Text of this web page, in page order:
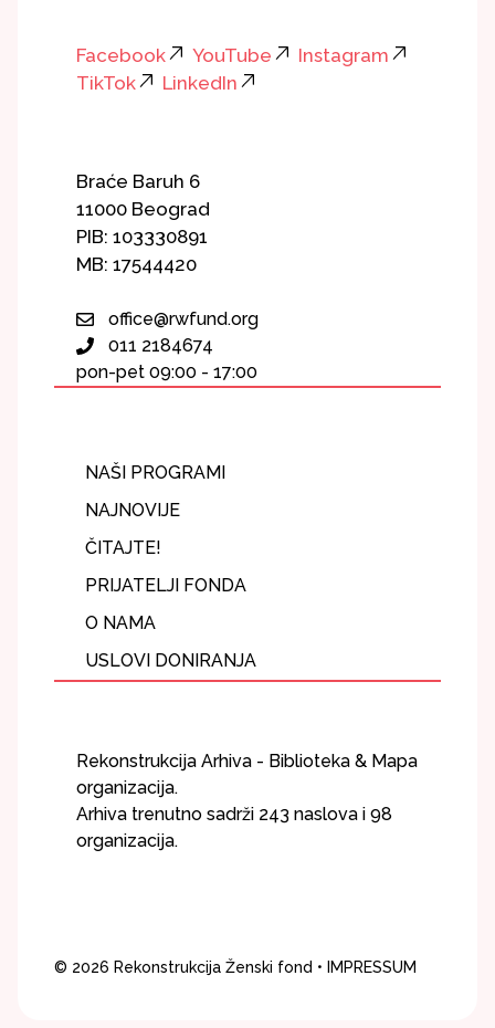
Facebook YouTube
Instagram
TikTok
LinkedIn
Braće Baruh 6
11000 Beograd
PIB: 103330891
MB: 17544420
office@rwfund.org
011 2184674
pon-pet 09:00 - 17:00
NAŠI PROGRAMI
NAJNOVIJE
ČITAJTE!
PRIJATELJI FONDA
O NAMA
USLOVI DONIRANJA
Rekonstrukcija Arhiva - Biblioteka & Mapa
organizacija.
Arhiva trenutno sadrži 243 naslova i 98
organizacija.
© 2026 Rekonstrukcija Ženski fond • IMPRESSUM